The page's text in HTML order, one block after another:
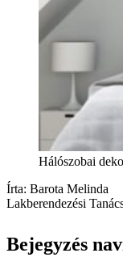
Hálószobai
Írta: Barota Melinda
Lakberendezési
Bejegyzés